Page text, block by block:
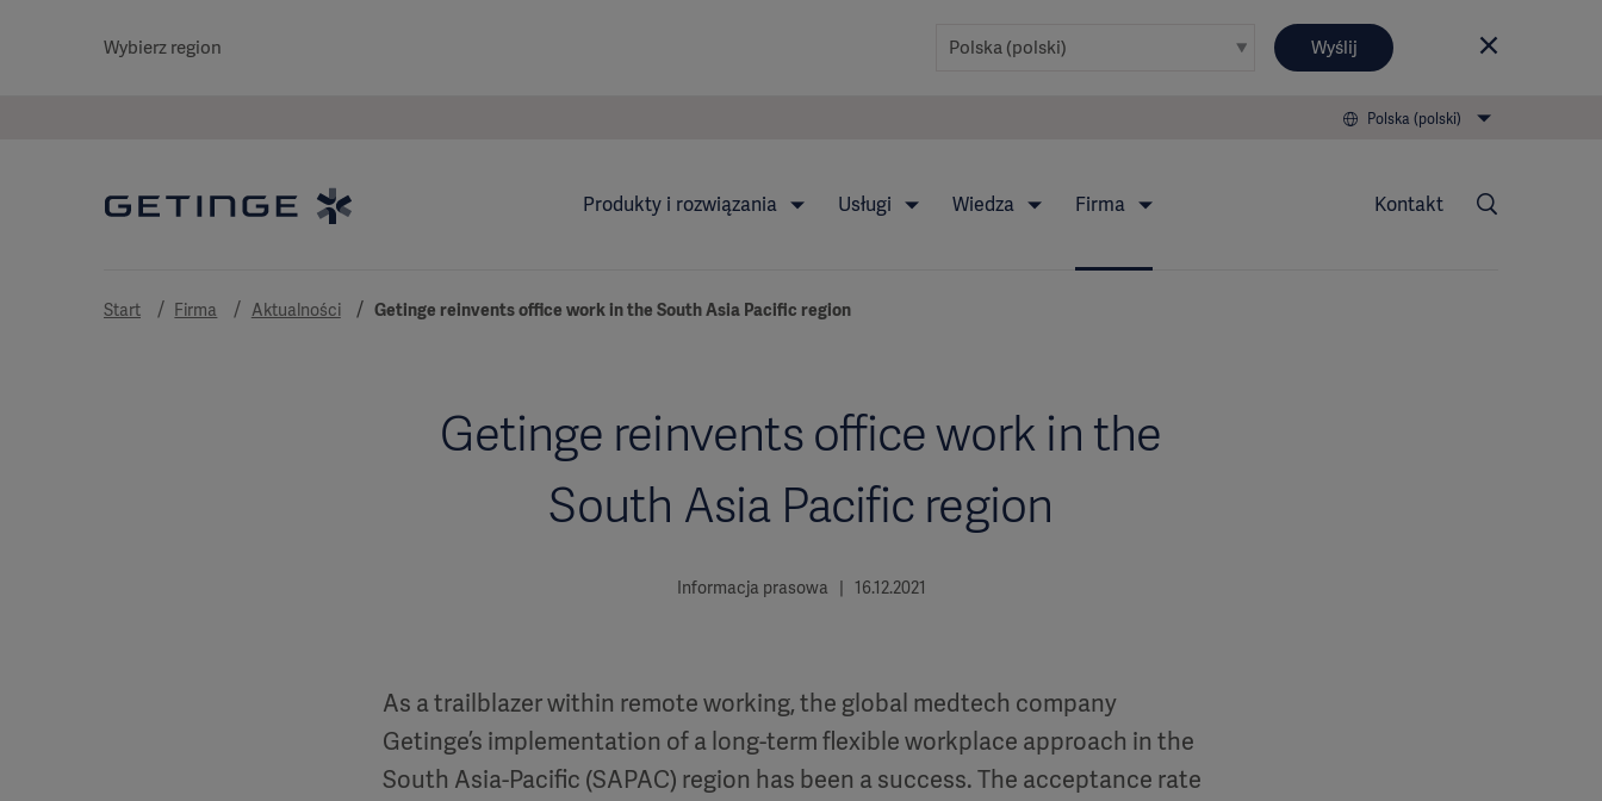
Wybierz region Wyślij
Polska (polski)
Produkty i rozwiązania Usługi Wiedza Firma Kontakt
Start Firma Aktualności Getinge reinvents office work in the South Asia Pacific region
Getinge reinvents office work in the
South Asia Pacific region
Informacja prasowa | 16.12.2021
As a trailblazer within remote working, the global medtech company
Getinge’s implementation of a long-term flexible workplace approach in the
South Asia-Pacific (SAPAC) region has been a success. The acceptance rate